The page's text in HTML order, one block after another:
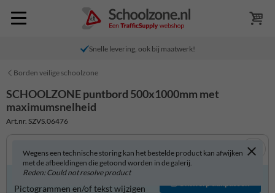
Snelle levering, ook bij maatwerk!
Borden veilige schoolzone
SCHOOLZONE puntbord 500x1000mm met
maximumsnelheid
Art.nr. SZVS.06476
Wegens een technische storing kan het bestelde product kan afwijken
met de afbeeldingen die getoond worden in de galerij.
Reden: Could not resolve product
Product zelf aanpassen?
Pictogrammen en/of tekst wijzigen
Ontwerp aanpassen